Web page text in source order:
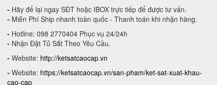
- Hãy để lại ngay SĐT hoặc IBOX trực tiếp để được tư vấn.
- Miễn Phí Ship nhanh toàn quốc - Thanh toán khi nhận hàng.
- Hotline: 098 2770404 Phục vụ 24/24h
- Nhận Đặt Tủ Sắt Theo Yêu Cầu.
- Website: http://ketsatcaocap.vn
- Website: https://ketsatcaocap.vn/san-pham/ket-sat-xuat-khau-
cao-cap